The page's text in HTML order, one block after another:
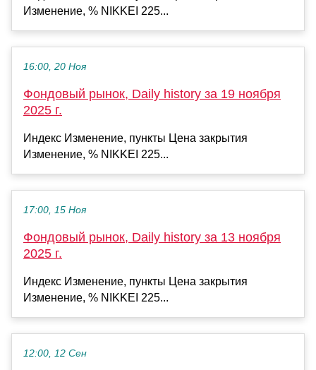
Изменение, % NIKKEI 225...
16:00, 20 Ноя
Фондовый рынок, Daily history за 19 ноября
2025 г.
Индекс Изменение, пункты Цена закрытия
Изменение, % NIKKEI 225...
17:00, 15 Ноя
Фондовый рынок, Daily history за 13 ноября
2025 г.
Индекс Изменение, пункты Цена закрытия
Изменение, % NIKKEI 225...
12:00, 12 Сен